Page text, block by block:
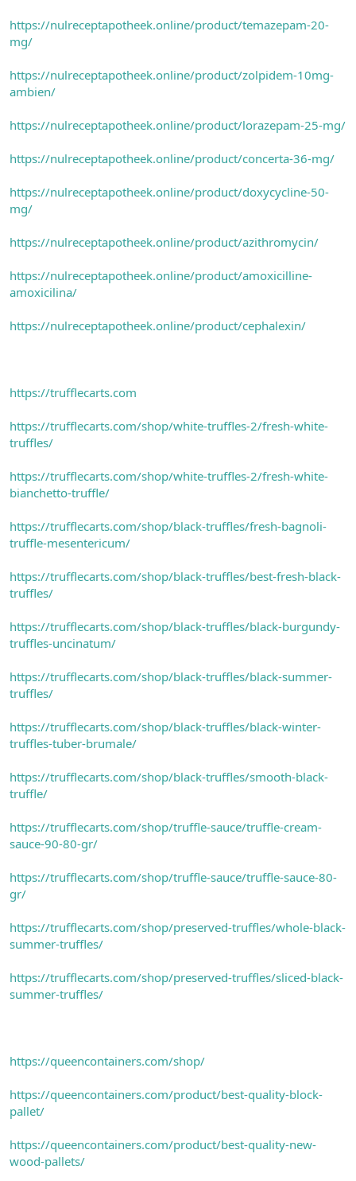
https://nulreceptapotheek.online/product/temazepam-20-
mg/
https://nulreceptapotheek.online/product/zolpidem-10mg-
ambien/
https://nulreceptapotheek.online/product/lorazepam-25-mg/
https://nulreceptapotheek.online/product/concerta-36-mg/
https://nulreceptapotheek.online/product/doxycycline-50-
mg/
https://nulreceptapotheek.online/product/azithromycin/
https://nulreceptapotheek.online/product/amoxicilline-
amoxicilina/
https://nulreceptapotheek.online/product/cephalexin/
https://trufflecarts.com
https://trufflecarts.com/shop/white-truffles-2/fresh-white-
truffles/
https://trufflecarts.com/shop/white-truffles-2/fresh-white-
bianchetto-truffle/
https://trufflecarts.com/shop/black-truffles/fresh-bagnoli-
truffle-mesentericum/
https://trufflecarts.com/shop/black-truffles/best-fresh-black-
truffles/
https://trufflecarts.com/shop/black-truffles/black-burgundy-
truffles-uncinatum/
https://trufflecarts.com/shop/black-truffles/black-summer-
truffles/
https://trufflecarts.com/shop/black-truffles/black-winter-
truffles-tuber-brumale/
https://trufflecarts.com/shop/black-truffles/smooth-black-
truffle/
https://trufflecarts.com/shop/truffle-sauce/truffle-cream-
sauce-90-80-gr/
https://trufflecarts.com/shop/truffle-sauce/truffle-sauce-80-
gr/
https://trufflecarts.com/shop/preserved-truffles/whole-black-
summer-truffles/
https://trufflecarts.com/shop/preserved-truffles/sliced-black-
summer-truffles/
https://queencontainers.com/shop/
https://queencontainers.com/product/best-quality-block-
pallet/
https://queencontainers.com/product/best-quality-new-
wood-pallets/